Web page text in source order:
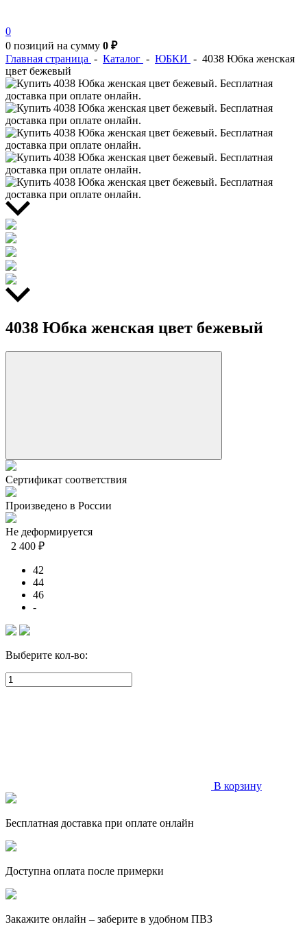
0
0 позиций на сумму 0 ₽
Главная страница - Каталог - ЮБКИ - 4038 Юбка женская
цвет бежевый
4038 Юбка женская цвет бежевый
Сертификат соответствия
Произведено в России
Не деформируется
2 400 ₽
42
44
46
-
Выберите кол-во:
В корзину
Бесплатная доставка при оплате онлайн
Доступна оплата после примерки
Закажите онлайн – заберите в удобном ПВЗ